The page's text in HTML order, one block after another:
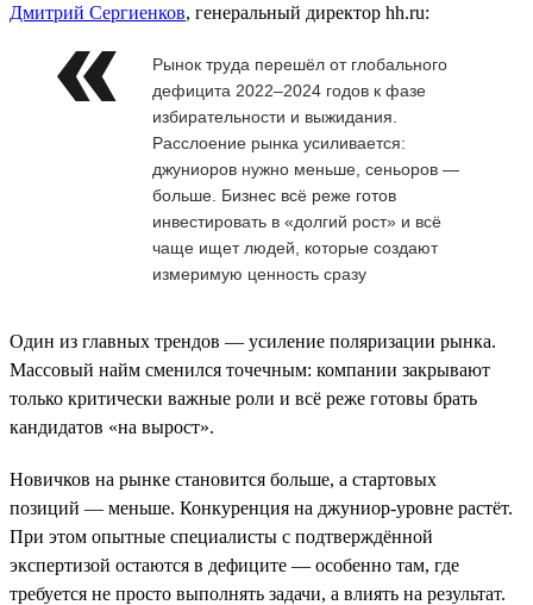
Дмитрий Сергиенков, генеральный директор hh.ru:
Рынок труда перешёл от глобального
дефицита 2022–2024 годов к фазе
избирательности и выжидания.
Расслоение рынка усиливается:
джуниоров нужно меньше, сеньоров —
больше. Бизнес всё реже готов
инвестировать в «долгий рост» и всё
чаще ищет людей, которые создают
измеримую ценность сразу
Один из главных трендов — усиление поляризации рынка.
Массовый найм сменился точечным: компании закрывают
только критически важные роли и всё реже готовы брать
кандидатов «на вырост».
Новичков на рынке становится больше, а стартовых
позиций — меньше. Конкуренция на джуниор-уровне растёт.
При этом опытные специалисты с подтверждённой
экспертизой остаются в дефиците — особенно там, где
требуется не просто выполнять задачи, а влиять на результат.